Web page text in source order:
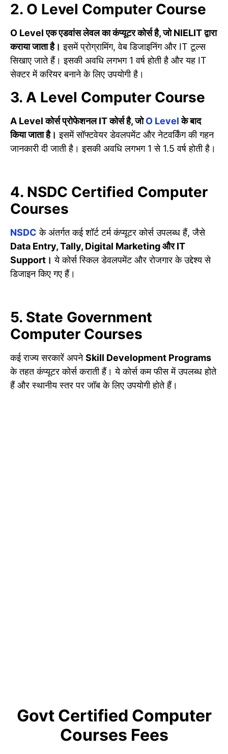
2. O Level Computer Course
O Level एक एडवांस लेवल का कंप्यूटर कोर्स है, जो NIELIT द्वारा
कराया जाता है। इसमें प्रोग्रामिंग, वेब डिजाइनिंग और IT टूल्स
सिखाए जाते हैं। इसकी अवधि लगभग 1 वर्ष होती है और यह IT
सेक्टर में करियर बनाने के लिए उपयोगी है।
3. A Level Computer Course
A Level कोर्स प्रोफेशनल IT कोर्स है, जोO Levelके बाद
किया जाता है। इसमें सॉफ्टवेयर डेवलपमेंट और नेटवर्किंग की गहन
जानकारी दी जाती है। इसकी अवधि लगभग 1 से 1.5 वर्ष होती है।
4. NSDC Certified Computer
Courses
NSDC के अंतर्गत कई शॉर्ट टर्म कंप्यूटर कोर्स उपलब्ध हैं, जैसे
Data Entry, Tally, Digital Marketing और IT
Support। ये कोर्स स्किल डेवलपमेंट और रोजगार के उद्देश्य से
डिजाइन किए गए हैं।
5. State Government
Computer Courses
कई राज्य सरकारें अपनेSkill Development Programs
के तहत कंप्यूटर कोर्स कराती हैं। ये कोर्स कम फीस में उपलब्ध होते
हैं और स्थानीय स्तर पर जॉब के लिए उपयोगी होते हैं।
Govt Certified Computer
Courses Fees